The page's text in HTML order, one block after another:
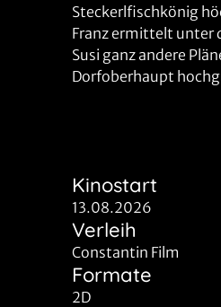
Steckerlfischkönig
Franz ermittelt unter
Susi ganz andere
Dorfoberhaupt
Kinostart
13.08.2026
Verleih
Constantin Film
Formate
2D